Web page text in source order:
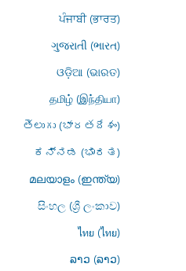
ਪੰਜਾਬੀ (ਭਾਰਤ)
ગુજરાતી (ભારત)
ଓଡ଼ିଆ (ଭାରତ)
தமிழ் (இந்தியா)
తెలుగు (భారతదేశం)
ಕನ್ನಡ (ಭಾರತ)
മലയാളം (ഇന്ത്യ)
සිංහල (ශ්‍රී ලංකාව)
ไทย (ไทย)
ລາວ (ລາວ)